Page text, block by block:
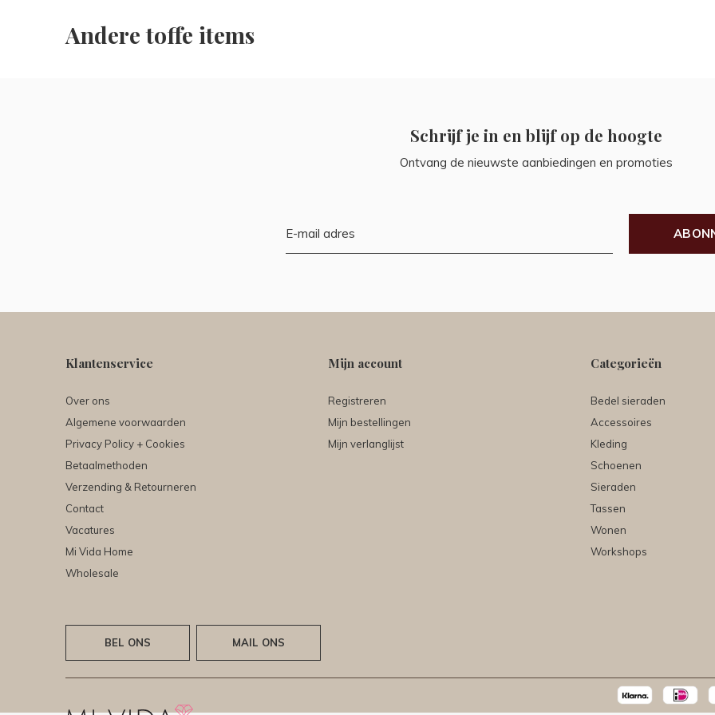
Andere toffe items
Schrijf je in en blijf op de hoogte
Ontvang de nieuwste aanbiedingen en promoties
Klantenservice
Over ons
Algemene voorwaarden
Privacy Policy + Cookies
Betaalmethoden
Verzending & Retourneren
Contact
Vacatures
Mi Vida Home
Wholesale
Mijn account
Registreren
Mijn bestellingen
Mijn verlanglijst
Categorieën
Bedel sieraden
Accessoires
Kleding
Schoenen
Sieraden
Tassen
Wonen
Workshops
BEL ONS MAIL ONS